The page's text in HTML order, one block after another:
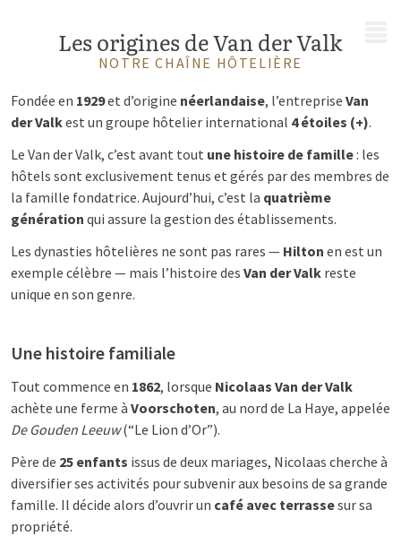
Les origines de Van der Valk
NOTRE CHAÎNE HÔTELIÈRE
Fondée en 1929et d’origine néerlandaise, l’entreprise Van
der Valkest un groupe hôtelier international 4 étoiles (+).
Le Van der Valk, c’est avant tout une histoire de famille: les
hôtels sont exclusivement tenus et gérés par des membres de
la famille fondatrice. Aujourd’hui, c’est la quatrième
génération qui assure la gestion des établissements.
Les dynasties hôtelières ne sont pas rares — Hilton en est un
exemple célèbre — mais l’histoire des Van der Valk reste
unique en son genre.
Une histoire familiale
Tout commence en 1862, lorsque Nicolaas Van der Valk
achète une ferme à Voorschoten, au nord de La Haye, appelée
De Gouden Leeuw(“Le Lion d’Or”).
Père de 25 enfants issus de deux mariages, Nicolaas cherche à
diversifier ses activités pour subvenir aux besoins de sa grande
famille. Il décide alors d’ouvrir un café avec terrassesur sa
propriété.